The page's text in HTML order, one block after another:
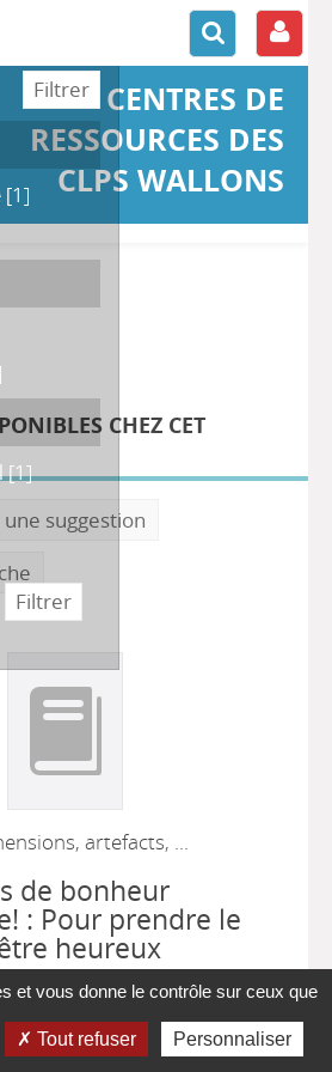
CENTRES DE
RESSOURCES DES
CLPS WALLONS
CHEZ CET
une suggestion
artefacts, ...
de bonheur
: Pour prendre le
heureux
Foucauld, Auteur ;
, Illustrateur ;Clémence
, Illustrateur| |2022
[1]
[1]
et vous donne le contrôle sur ceux que
Tout refuser Personnaliser